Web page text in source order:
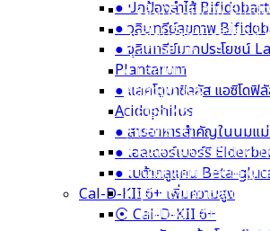
Multi-IMMU 24/24+ลดภูมิแ
⦿ Multi-IMMU 24/
● จุลินทรีย์ที่ดี Bacillus
● ปกป้องลำไส้
● จุลินทรีย์สุขภาพ
● จุลินทรีย์มากประโยช
Plantarum
● แลคโตบาซิลลัส แอซิโด
Acidophilus
● สารอาหารสำคัญในนมแ
Acidophilus
● สารอาหารสำคัญในนมแ
● เอลเดอร์เบอร์รี
● เบต้ากลูแคน Beta-
● จุลินทรีย์ที่ดี Bacillus
● ปกป้องลำไส้
● จุลินทรีย์สุขภาพ
● จุลินทรีย์มากประโยชน์
Plantarum
● แลคโตบาซิลลัส แอซิโดฟิ
Acidophilus